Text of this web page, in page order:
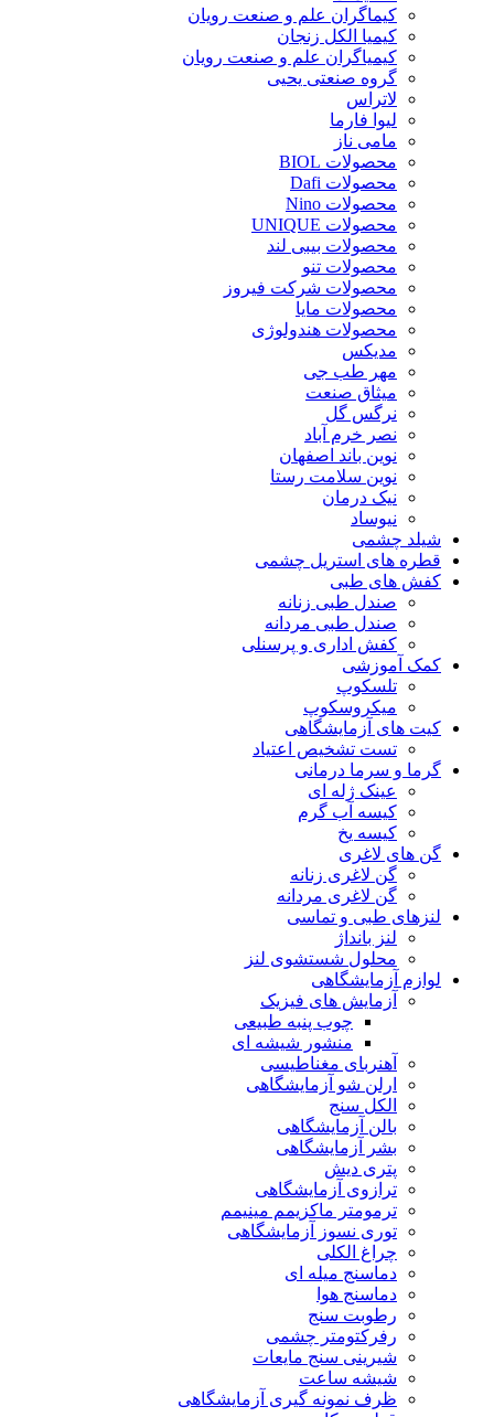
کیماگران علم و صنعت رویان
کیمیا الکل زنجان
کیمیاگران علم و صنعت رویان
گروه صنعتی یحیی
لاتراس
لیوا فارما
مامی ناز
محصولات BIOL
محصولات Dafi
محصولات Nino
محصولات UNIQUE
محصولات بیبی لند
محصولات تنو
محصولات شرکت فیروز
محصولات مایا
محصولات هندولوژی
مدیکس
مهر طب جی
میثاق صنعت
نرگس گل
نصر خرم آباد
نوین باند اصفهان
نوین سلامت رستا
نیک درمان
نیوساد
شیلد چشمی
قطره های استریل چشمی
کفش های طبی
صندل طبی زنانه
صندل طبی مردانه
کفش اداری و پرسنلی
کمک آموزشی
تلسکوپ
میکروسکوپ
کیت های آزمایشگاهی
تست تشخیص اعتیاد
گرما و سرما درمانی
عینک ژله ای
کیسه آب گرم
کیسه یخ
گن های لاغری
گن لاغری زنانه
گن لاغری مردانه
لنزهای طبی و تماسی
لنز بانداژ
محلول شستشوی لنز
لوازم آزمایشگاهی
آزمایش های فیزیک
چوب پنبه طبیعی
منشور شیشه ای
آهنربای مغناطیسی
ارلن شو آزمایشگاهی
الکل سنج
بالن آزمایشگاهی
بشر آزمایشگاهی
پتری دیش
ترازوی آزمایشگاهی
ترمومتر ماکزیمم مینیمم
توری نسوز آزمایشگاهی
چراغ الکلی
دماسنج میله ای
دماسنج هوا
رطوبت سنج
رفرکتومتر چشمی
شیرینی سنج مایعات
شیشه ساعت
ظرف نمونه گیری آزمایشگاهی